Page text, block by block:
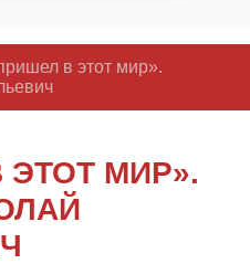
в этот мир».
МИР».